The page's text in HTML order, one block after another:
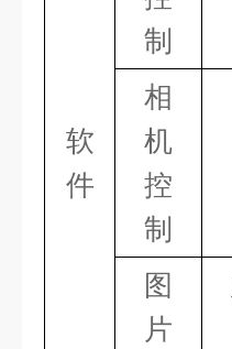
软
件
制
相
机
控
制
图
片